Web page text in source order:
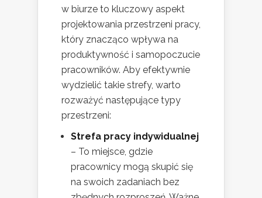
w biurze to kluczowy aspekt
projektowania przestrzeni pracy,
który znacząco wpływa na
produktywność i samopoczucie
pracowników. Aby efektywnie
wydzielić takie strefy, warto
rozważyć następujące typy
przestrzeni:
Strefa pracy indywidualnej
– To miejsce, gdzie
pracownicy mogą skupić się
na swoich zadaniach bez